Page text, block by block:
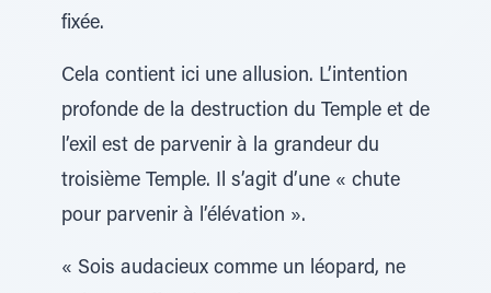
fixée.
Cela contient ici une allusion. L’intention
profonde de la destruction du Temple et de
l’exil est de parvenir à la grandeur du
troisième Temple. Il s’agit d’une « chute
pour parvenir à l’élévation ».
« Sois audacieux comme un léopard, ne